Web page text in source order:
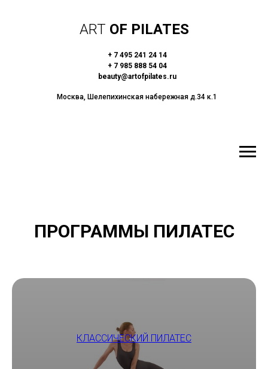
ART OF PILATES
+ 7 495 241 24 14
+ 7 985 888 54 04
beauty@artofpilates.ru
Москва, Шелепихинская набережная д.34 к.1
ПРОГРАММЫ ПИЛАТЕС
КЛАССИЧЕСКИЙ ПИЛАТЕС